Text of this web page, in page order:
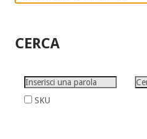
CERCA
SKU